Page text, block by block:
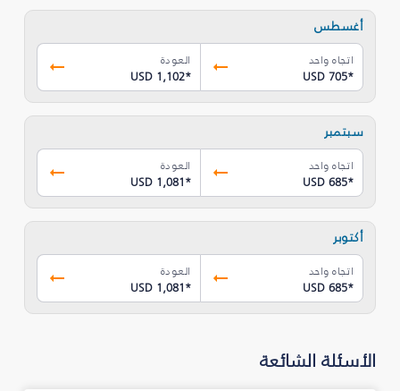
أغسطس
اتجاه واحد
USD 705*
العودة
USD 1,102*
سبتمبر
اتجاه واحد
USD 685*
العودة
USD 1,081*
أكتوبر
اتجاه واحد
USD 685*
العودة
USD 1,081*
الأسئلة الشائعة